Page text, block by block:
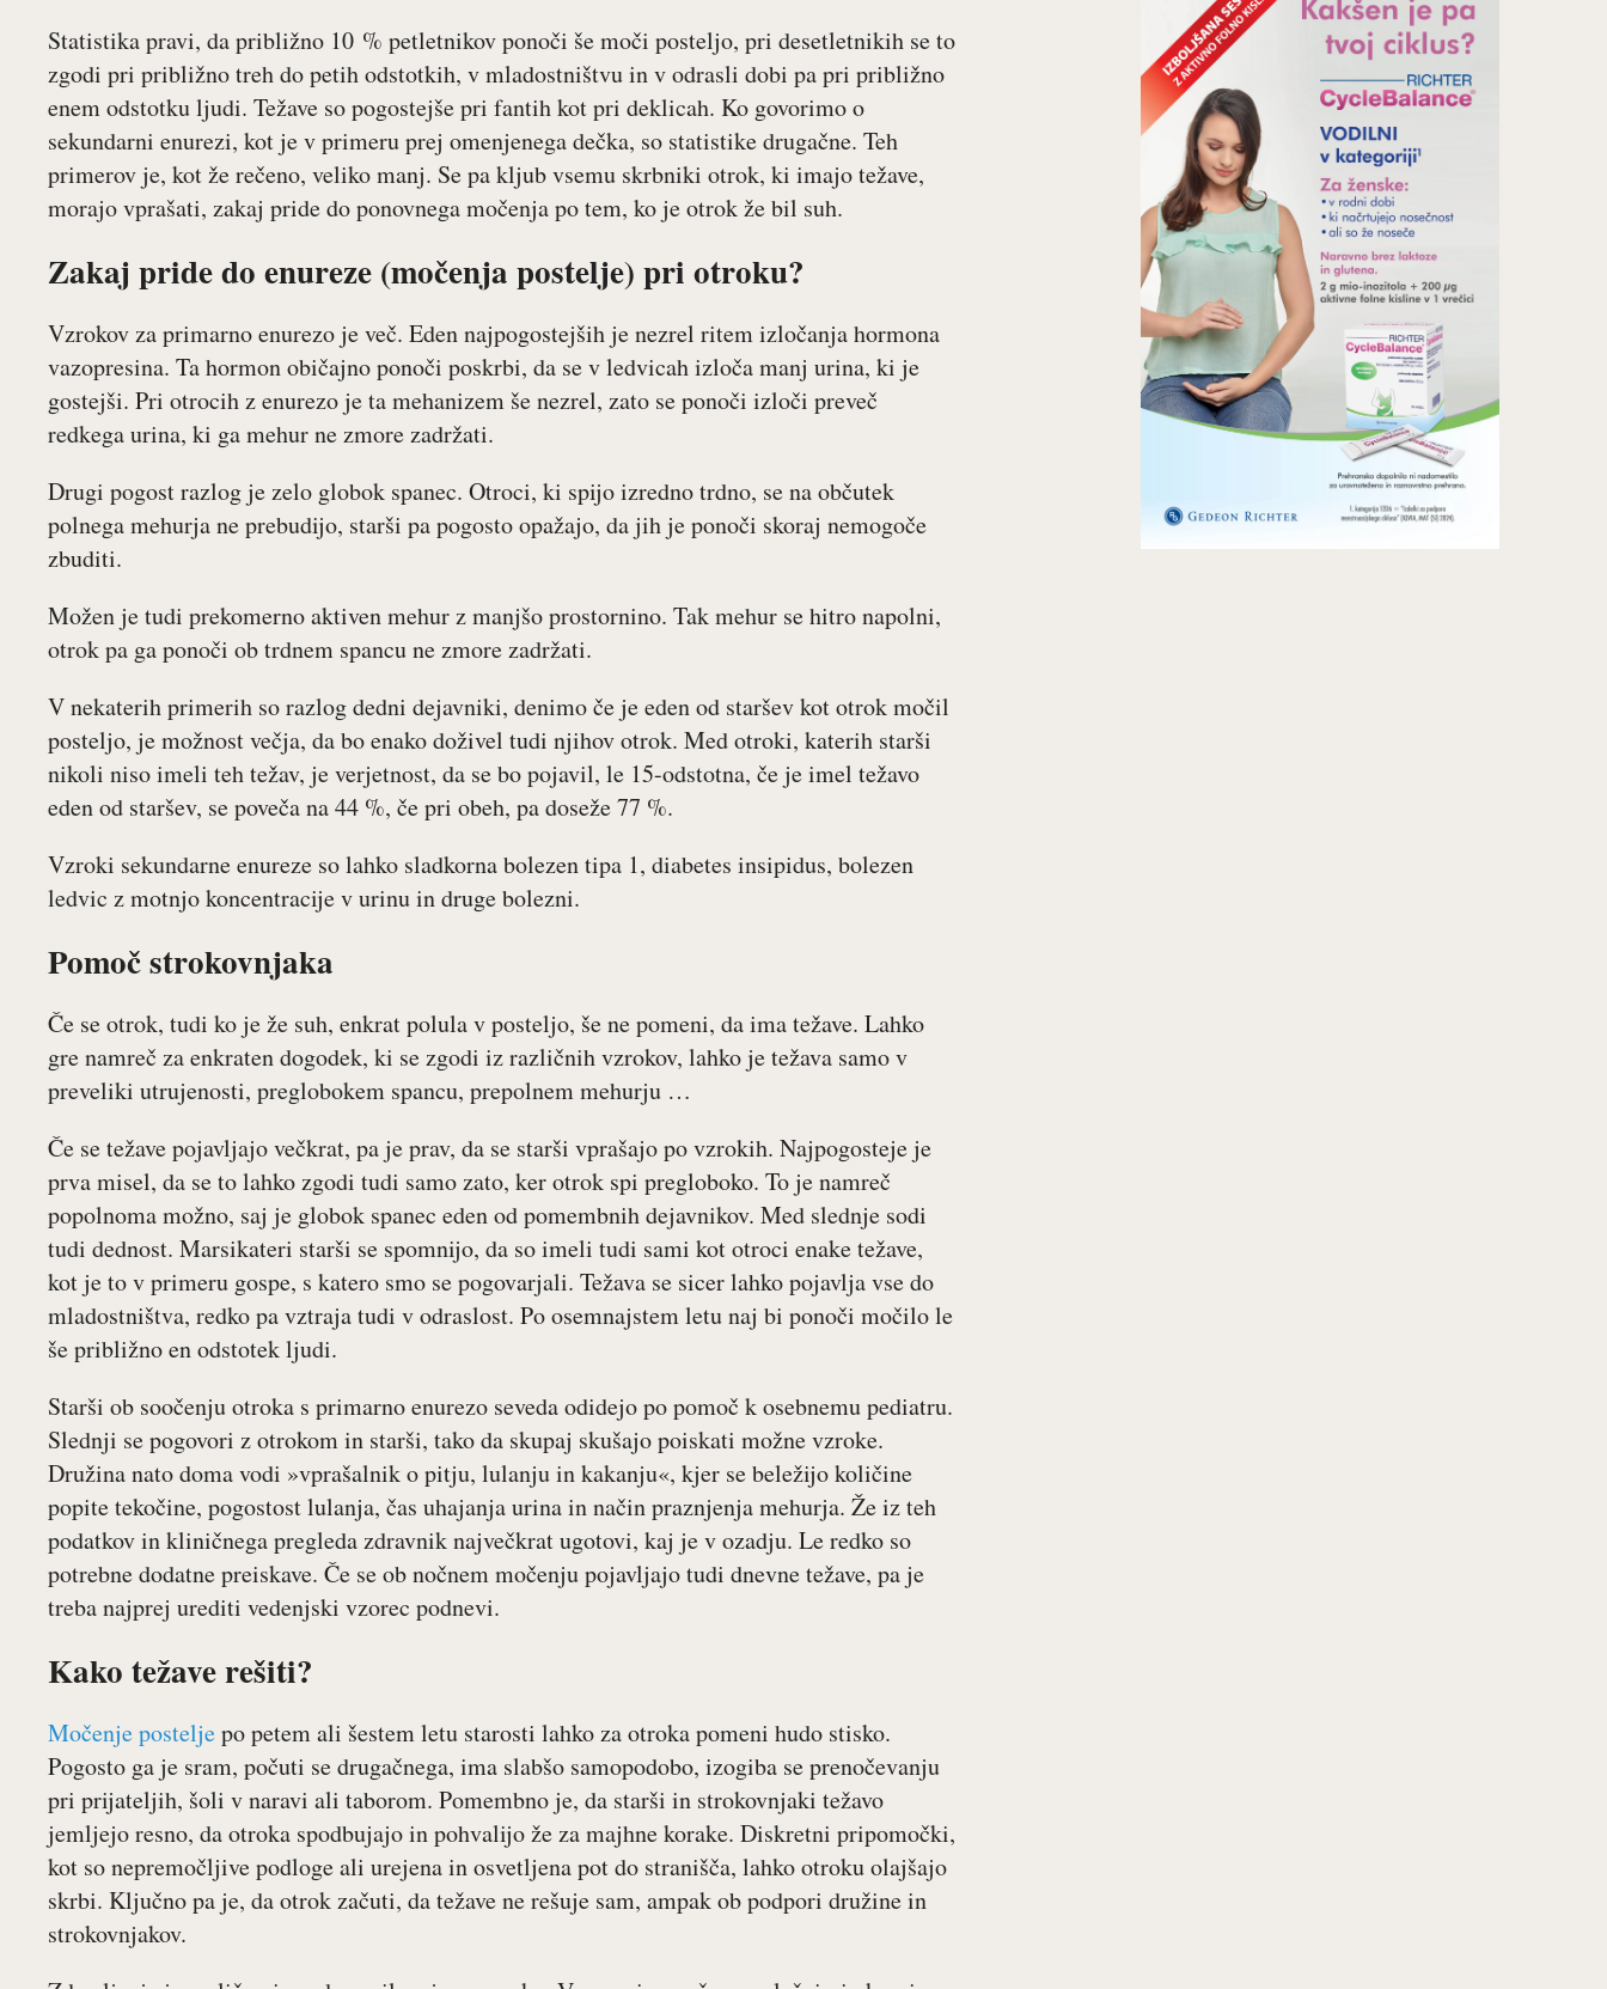
Statistika pravi, da približno 10 % petletnikov ponoči še moči posteljo, pri desetletnikih se to
zgodi pri približno treh do petih odstotkih, v mladostništvu in v odrasli dobi pa pri približno
enem odstotku ljudi. Težave so pogostejše pri fantih kot pri deklicah. Ko govorimo o
sekundarni enurezi, kot je v primeru prej omenjenega dečka, so statistike drugačne. Teh
primerov je, kot že rečeno, veliko manj. Se pa kljub vsemu skrbniki otrok, ki imajo težave,
morajo vprašati, zakaj pride do ponovnega močenja po tem, ko je otrok že bil suh.
Zakaj pride do enureze (močenja postelje) pri otroku?
Vzrokov za primarno enurezo je več. Eden najpogostejših je nezrel ritem izločanja hormona
vazopresina. Ta hormon običajno ponoči poskrbi, da se v ledvicah izloča manj urina, ki je
gostejši. Pri otrocih z enurezo je ta mehanizem še nezrel, zato se ponoči izloči preveč
redkega urina, ki ga mehur ne zmore zadržati.
Drugi pogost razlog je zelo globok spanec. Otroci, ki spijo izredno trdno, se na občutek
polnega mehurja ne prebudijo, starši pa pogosto opažajo, da jih je ponoči skoraj nemogoče
zbuditi.
Možen je tudi prekomerno aktiven mehur z manjšo prostornino. Tak mehur se hitro napolni,
otrok pa ga ponoči ob trdnem spancu ne zmore zadržati.
V nekaterih primerih so razlog dedni dejavniki, denimo če je eden od staršev kot otrok močil
posteljo, je možnost večja, da bo enako doživel tudi njihov otrok. Med otroki, katerih starši
nikoli niso imeli teh težav, je verjetnost, da se bo pojavil, le 15-odstotna, če je imel težavo
eden od staršev, se poveča na 44 %, če pri obeh, pa doseže 77 %.
Vzroki sekundarne enureze so lahko sladkorna bolezen tipa 1, diabetes insipidus, bolezen
ledvic z motnjo koncentracije v urinu in druge bolezni.
Pomoč strokovnjaka
Če se otrok, tudi ko je že suh, enkrat polula v posteljo, še ne pomeni, da ima težave. Lahko
gre namreč za enkraten dogodek, ki se zgodi iz različnih vzrokov, lahko je težava samo v
preveliki utrujenosti, preglobokem spancu, prepolnem mehurju …
Če se težave pojavljajo večkrat, pa je prav, da se starši vprašajo po vzrokih. Najpogosteje je
prva misel, da se to lahko zgodi tudi samo zato, ker otrok spi pregloboko. To je namreč
popolnoma možno, saj je globok spanec eden od pomembnih dejavnikov. Med slednje sodi
tudi dednost. Marsikateri starši se spomnijo, da so imeli tudi sami kot otroci enake težave,
kot je to v primeru gospe, s katero smo se pogovarjali. Težava se sicer lahko pojavlja vse do
mladostništva, redko pa vztraja tudi v odraslost. Po osemnajstem letu naj bi ponoči močilo le
še približno en odstotek ljudi.
Starši ob soočenju otroka s primarno enurezo seveda odidejo po pomoč k osebnemu pediatru.
Slednji se pogovori z otrokom in starši, tako da skupaj skušajo poiskati možne vzroke.
Družina nato doma vodi »vprašalnik o pitju, lulanju in kakanju«, kjer se beležijo količine
popite tekočine, pogostost lulanja, čas uhajanja urina in način praznjenja mehurja. Že iz teh
podatkov in kliničnega pregleda zdravnik največkrat ugotovi, kaj je v ozadju. Le redko so
potrebne dodatne preiskave. Če se ob nočnem močenju pojavljajo tudi dnevne težave, pa je
treba najprej urediti vedenjski vzorec podnevi.
Kako težave rešiti?
Močenje posteljepo petem ali šestem letu starosti lahko za otroka pomeni hudo stisko.
Pogosto ga je sram, počuti se drugačnega, ima slabšo samopodobo, izogiba se prenočevanju
pri prijateljih, šoli v naravi ali taborom. Pomembno je, da starši in strokovnjaki težavo
jemljejo resno, da otroka spodbujajo in pohvalijo že za majhne korake. Diskretni pripomočki,
kot so nepremočljive podloge ali urejena in osvetljena pot do stranišča, lahko otroku olajšajo
skrbi. Ključno pa je, da otrok začuti, da težave ne rešuje sam, ampak ob podpori družine in
strokovnjakov.